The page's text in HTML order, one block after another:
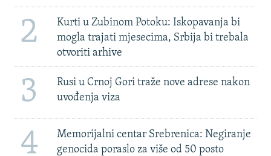
2
Kurti u Zubinom Potoku: Iskopavanja bi
mogla trajati mjesecima, Srbija bi trebala
otvoriti arhive
3
Rusi u Crnoj Gori traže nove adrese nakon
uvođenja viza
4
Memorijalni centar Srebrenica: Negiranje
genocida poraslo za više od 50 posto